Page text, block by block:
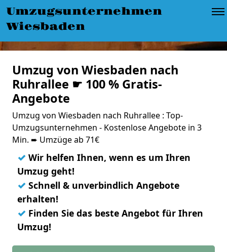
Umzugsunternehmen
Wiesbaden
Umzug von Wiesbaden nach
Ruhrallee ☛ 100 % Gratis-
Angebote
Umzug von Wiesbaden nach Ruhrallee : Top-
Umzugsunternehmen - Kostenlose Angebote in 3
Min. ➨ Umzüge ab 71€
✓ Wir helfen Ihnen, wenn es um Ihren
Umzug geht!
✓ Schnell & unverbindlich Angebote
erhalten!
✓ Finden Sie das beste Angebot für Ihren
Umzug!